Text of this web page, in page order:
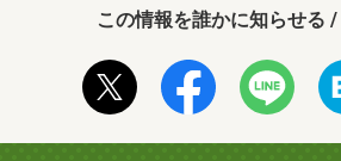
この情報を誰かに知らせる